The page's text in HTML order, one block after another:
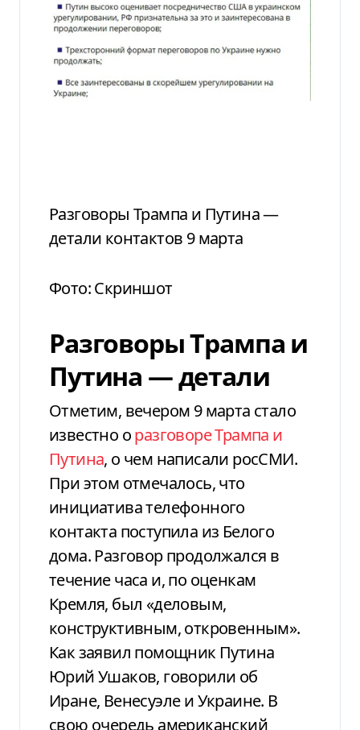
Разговоры Трампа и Путина —
детали контактов 9 марта
Фото: Скриншот
Разговоры Трампа и
Путина — детали
Отметим, вечером 9 марта стало
известно оразговоре Трампа и
Путина, о чем написали росСМИ.
При этом отмечалось, что
инициатива телефонного
контакта поступила из Белого
дома. Разговор продолжался в
течение часа и, по оценкам
Кремля, был «деловым,
конструктивным, откровенным».
Как заявил помощник Путина
Юрий Ушаков, говорили об
Иране, Венесуэле и Украине. В
свою очередь американский